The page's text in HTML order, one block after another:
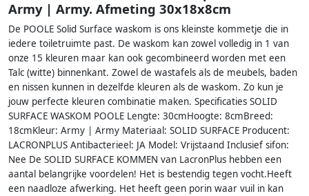
Army | Army. Afmeting 30x18x8cm
De POOLE Solid Surface waskom is ons kleinste kommetje die in
iedere toiletruimte past. De waskom kan zowel volledig in 1 van
onze 15 kleuren maar kan ook gecombineerd worden met een
Talc (witte) binnenkant. Zowel de wastafels als de meubels, baden
en nissen kunnen in dezelfde kleuren als de waskom. Zo kun je
jouw perfecte kleuren combinatie maken. Specificaties SOLID
SURFACE WASKOM POOLE Lengte: 30cmHoogte: 8cmBreed:
18cmKleur: Army | Army Materiaal: SOLID SURFACE Producent:
LACRONPLUS Antibacterieel: JA Model: Vrijstaand Inclusief sifon:
Nee De SOLID SURFACE KOMMEN van LacronPlus hebben een
aantal belangrijke voordelen! Het is bestendig tegen vocht.Heeft
een naadloze afwerking. Het heeft geen porin waar vuil in kan